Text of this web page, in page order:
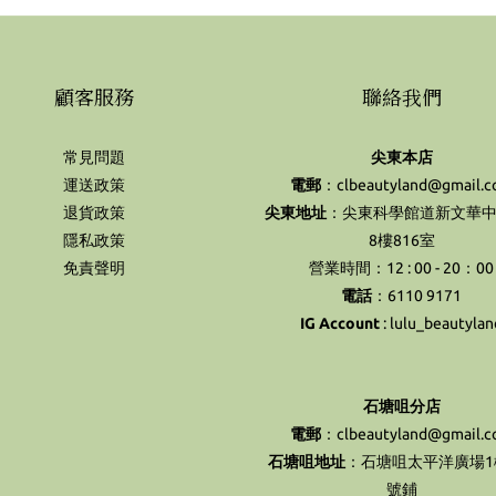
顧客服務
常見問題
運送政策
退貨政策
隱私政策
免責聲明
聯絡我們
尖東本店
電郵：
尖東地址 ：尖東科學館道新文華
8樓816室
營業時間：12 : 00 - 20：00
電話：6110 9171
IG Account :
石塘咀分店
電郵：
石塘咀地址：石塘咀太平洋廣場
號鋪